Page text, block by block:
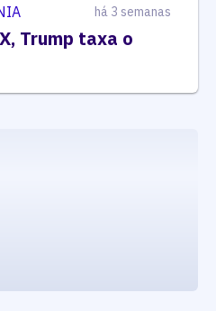
há 3 semanas
Trump taxa o